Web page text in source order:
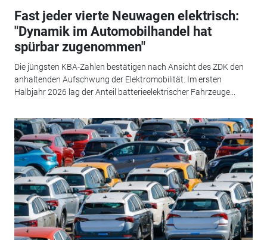
Fast jeder vierte Neuwagen elektrisch:
"Dynamik im Automobilhandel hat
spürbar zugenommen"
Die jüngsten KBA-Zahlen bestätigen nach Ansicht des ZDK den
anhaltenden Aufschwung der Elektromobilität. Im ersten
Halbjahr 2026 lag der Anteil batterieelektrischer Fahrzeuge...